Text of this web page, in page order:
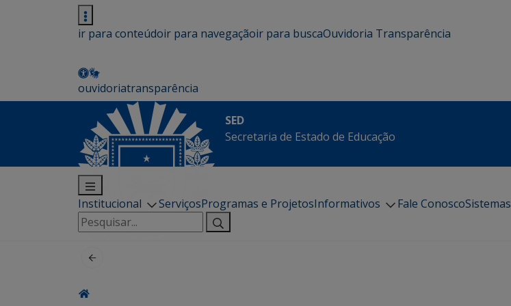
ir para conteúdoir para navegaçãoir para buscaOuvidoria Transparência
ouvidoriatransparência
SED
Secretaria de Estado de Educação
Institucional ServiçosProgramas e ProjetosInformativos Fale ConoscoSistemas
Pesquisar
por: